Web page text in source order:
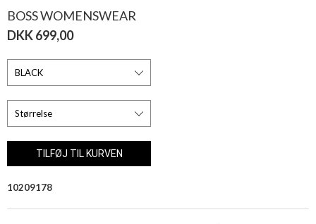
BOSS WOMENSWEAR
DKK 699,00
10209178